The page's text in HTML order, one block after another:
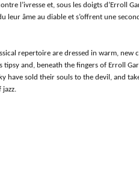
l’ivresse et, sous les doigts d’Erroll
leur âme au diable et s’offrent une
repertoire are dressed in warm, new
tipsy and, beneath the fingers of Erroll
have sold their souls to the devil, and